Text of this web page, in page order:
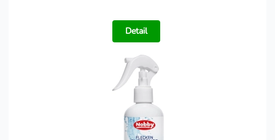
Detail